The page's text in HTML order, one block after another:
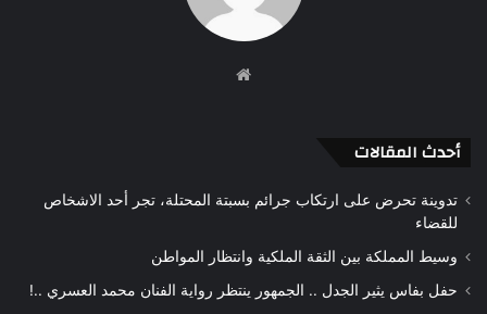
أحدث المقالات
تدوينة تحرض على ارتكاب جرائم بسبتة المحتلة، تجر أحد الاشخاص
للقضاء
وسيط المملكة بين الثقة الملكية وانتظار المواطن
حفل بفاس يثير الجدل .. الجمهور ينتظر رواية الفنان محمد العسري ..!